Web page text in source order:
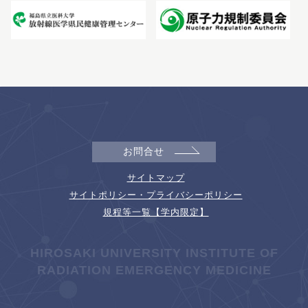
お問合せ
サイトマップ
サイトポリシー・プライバシーポリシー
規程等一覧【学内限定】
HIROSAKI UNIVERSITY INSTITUTE OF
RADIATION EMERGENCY MEDICINE